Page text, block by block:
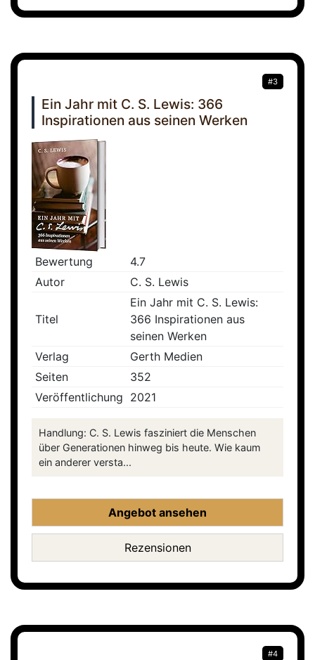
#3
Ein Jahr mit C. S. Lewis: 366
Inspirationen aus seinen Werken
Bewertung
4.7
Autor
C. S. Lewis
Titel
Ein Jahr mit C. S. Lewis:
366 Inspirationen aus
seinen Werken
Verlag
Gerth Medien
Seiten
352
Veröffentlichung 2021
Handlung: C. S. Lewis fasziniert die Menschen
über Generationen hinweg bis heute. Wie kaum
ein anderer versta...
Angebot ansehen
Rezensionen
#4